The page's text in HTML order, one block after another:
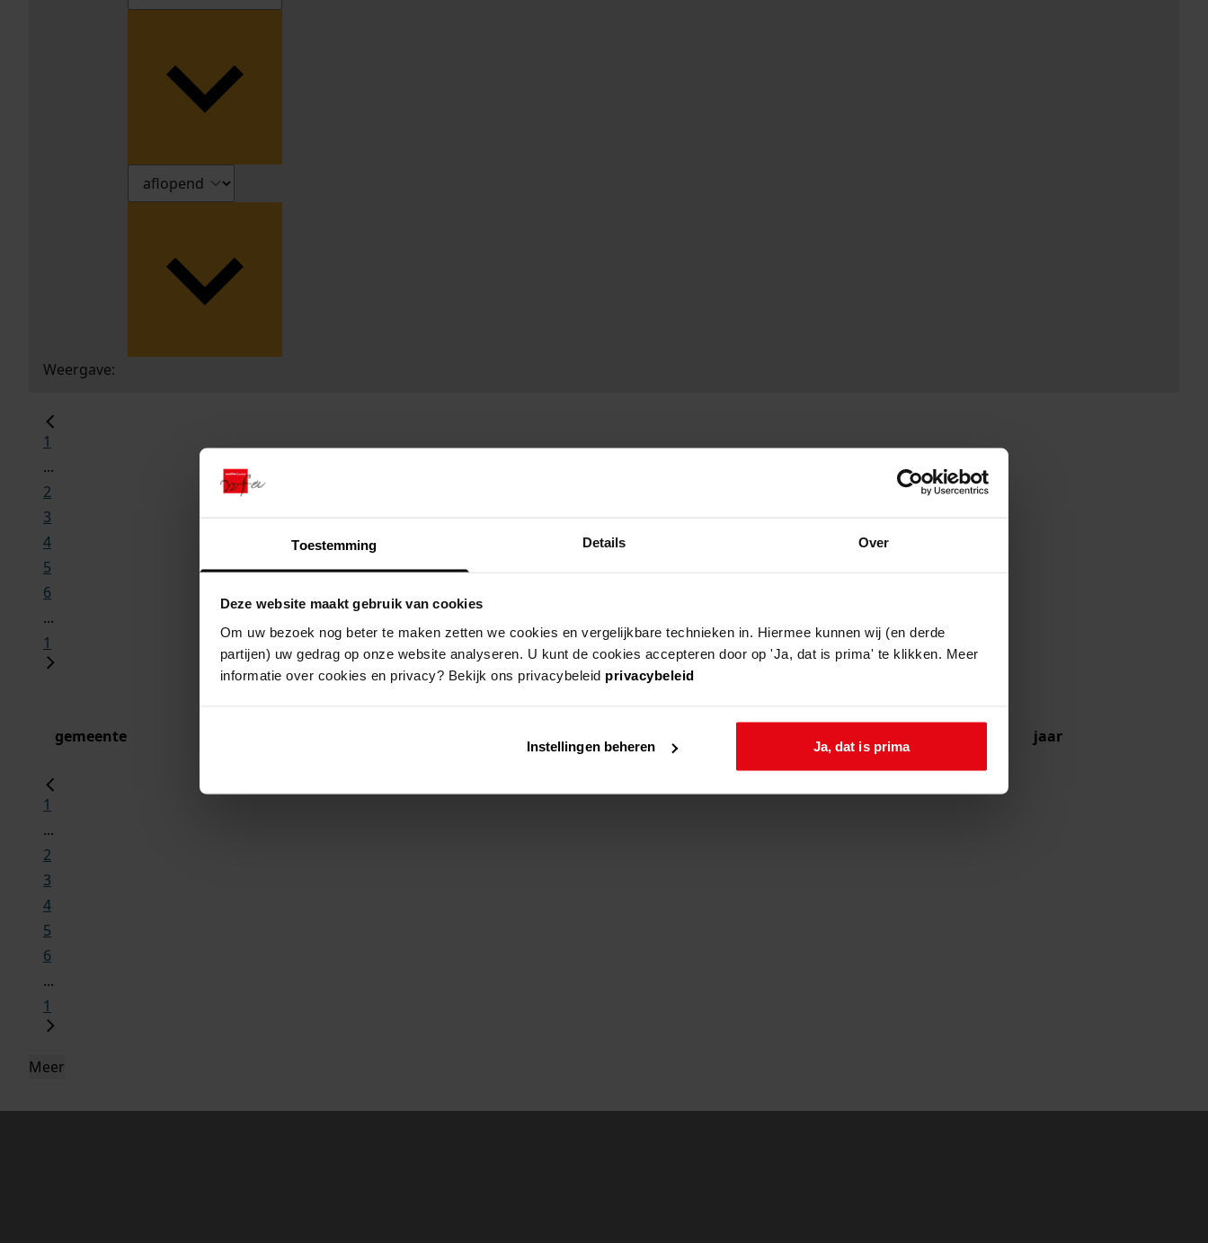
Toestemming Details Over
Deze website maakt gebruik van cookies
Om uw bezoek nog beter te maken zetten we cookies en vergelijkbare technieken in. Hiermee kunnen wij (en derde
partijen) uw gedrag op onze website analyseren. U kunt de cookies accepteren door op 'Ja, dat is prima' te klikken. Meer
informatie over cookies en privacy? Bekijk ons privacybeleid privacybeleid
Instellingen beheren Ja, dat is prima
Weergave:
1
...
2
3
4
5
6
...
1
gemeente jaar
1
...
2
3
4
5
6
...
1
Meer